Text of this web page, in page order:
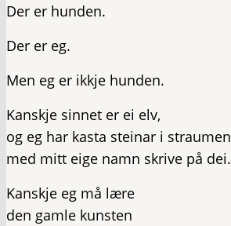
Der er hunden.
Der er eg.
Men eg er ikkje hunden.
Kanskje sinnet er ei elv,
og eg har kasta steinar i straumen
med mitt eige namn skrive på dei.
Kanskje eg må lære
den gamle kunsten